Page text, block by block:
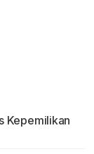
Kepemilikan